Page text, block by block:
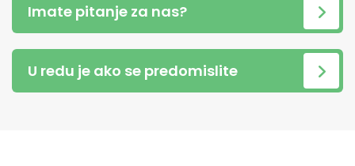
Imate pitanje za nas?
U redu je ako se predomislite